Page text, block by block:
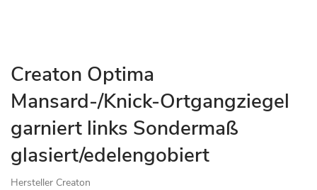
Zum
Anfang
der
springen
Creaton Optima
Mansard-/Knick-Ortgangziegel
garniert links Sondermaß
glasiert/edelengobiert
Hersteller Creaton